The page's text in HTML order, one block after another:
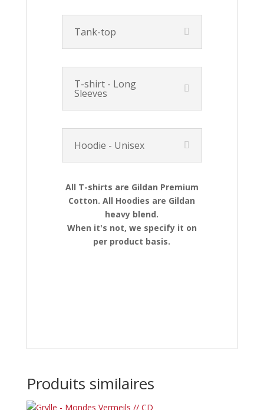
Tank-top
T-shirt - Long
Sleeves
Hoodie - Unisex
All T-shirts are Gildan Premium
Cotton. All Hoodies are Gildan
heavy blend.
When it's not, we specify it on
per product basis.
Produits similaires